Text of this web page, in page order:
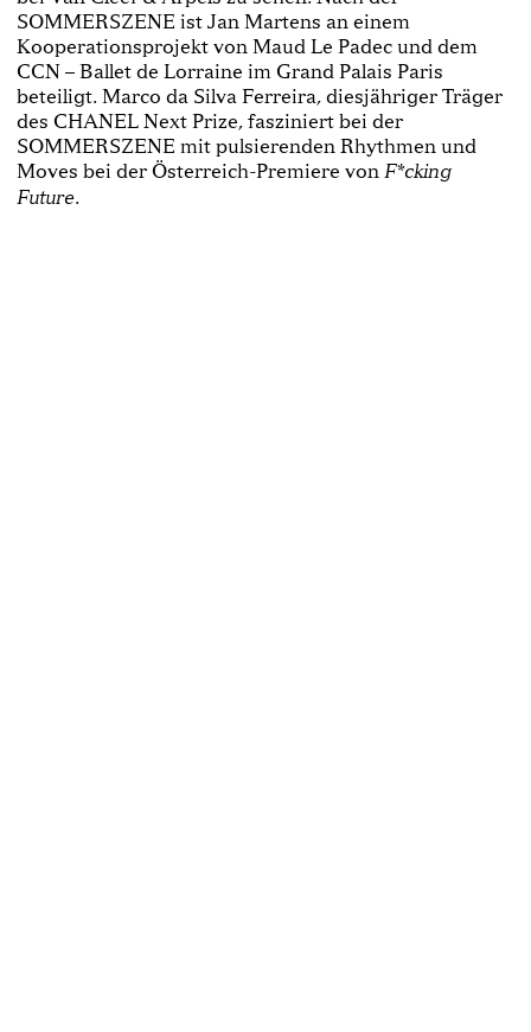
SOMMERSZENE ist Jan Martens an einem
Kooperationsprojekt von Maud Le Padec und dem
CCN – Ballet de Lorraine im Grand Palais Paris
beteiligt. Marco da Silva Ferreira, diesjähriger Träger
des CHANEL Next Prize, fasziniert bei der
SOMMERSZENE mit pulsierenden Rhythmen und
Moves bei der Österreich-Premiere von F*cking
Future.